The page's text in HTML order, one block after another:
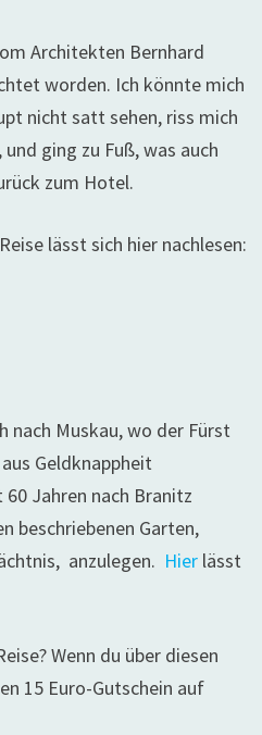
Architekten Bernhard
worden. Ich könnte mich
nicht satt sehen, riss mich
ging zu Fuß, was auch
zum Hotel.
lässt sich hier nachlesen:
nach Muskau, wo der Fürst
Geldknappheit
Jahren nach Branitz
beschriebenen Garten,
anzulegen. Hierlässt
Wenn du über diesen
15 Euro-Gutschein auf